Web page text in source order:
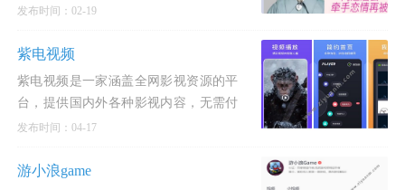
艺节目等丰富内容的平台。
发布时间：02-19
紫电视频
紫电视频是一家涵盖全网影视资源的平
台，提供国内外各种影视内容，无需付
费、无需开通会员，即可实时同步网站上
发布时间：04-17
游小浪game